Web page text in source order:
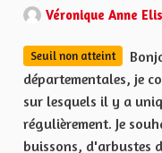
Véronique Anne
Seuil non atteint
départementales, je
sur lesquels il y a
régulièrement. Je
buissons, d'arbustes